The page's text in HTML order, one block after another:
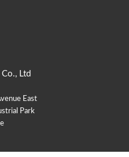
Ltd
East,
Park,